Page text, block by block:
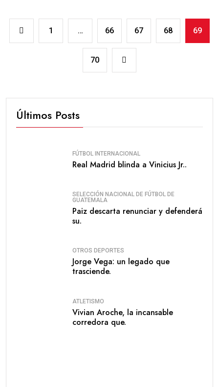
1 … 66 67 68 69
70
Últimos Posts
FÚTBOL INTERNACIONAL
Real Madrid blinda a Vinicius Jr..
SELECCIÓN NACIONAL DE FÚTBOL DE
GUATEMALA
Paiz descarta renunciar y defenderá
su.
OTROS DEPORTES
Jorge Vega: un legado que
trasciende.
ATLETISMO
Vivian Aroche, la incansable
corredora que.